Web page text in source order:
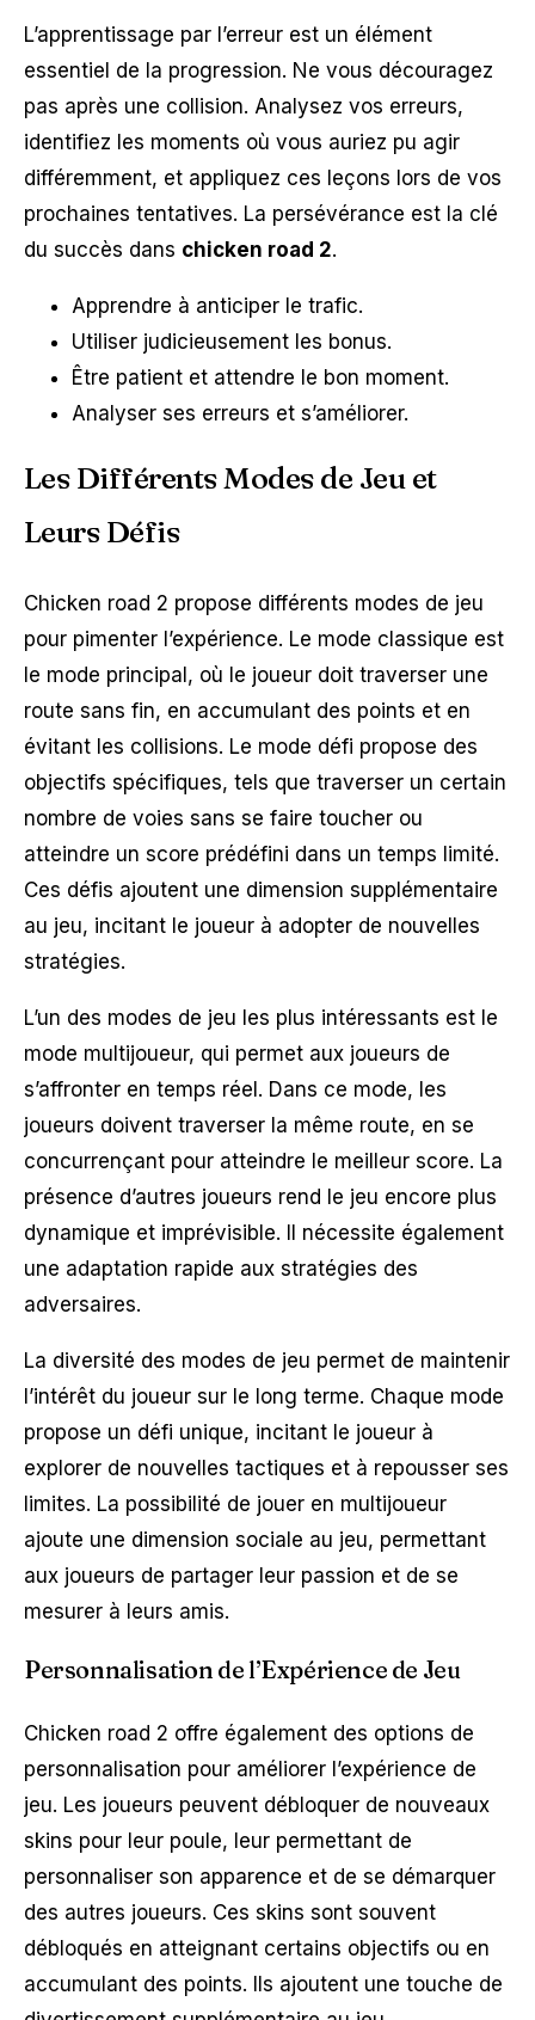
L’apprentissage par l’erreur est un élément
essentiel de la progression. Ne vous découragez
pas après une collision. Analysez vos erreurs,
identifiez les moments où vous auriez pu agir
différemment, et appliquez ces leçons lors de vos
prochaines tentatives. La persévérance est la clé
du succès dans chicken road 2.
Apprendre à anticiper le trafic.
Utiliser judicieusement les bonus.
Être patient et attendre le bon moment.
Analyser ses erreurs et s’améliorer.
Les Différents Modes de Jeu et
Leurs Défis
Chicken road 2 propose différents modes de jeu
pour pimenter l’expérience. Le mode classique est
le mode principal, où le joueur doit traverser une
route sans fin, en accumulant des points et en
évitant les collisions. Le mode défi propose des
objectifs spécifiques, tels que traverser un certain
nombre de voies sans se faire toucher ou
atteindre un score prédéfini dans un temps limité.
Ces défis ajoutent une dimension supplémentaire
au jeu, incitant le joueur à adopter de nouvelles
stratégies.
L’un des modes de jeu les plus intéressants est le
mode multijoueur, qui permet aux joueurs de
s’affronter en temps réel. Dans ce mode, les
joueurs doivent traverser la même route, en se
concurrençant pour atteindre le meilleur score. La
présence d’autres joueurs rend le jeu encore plus
dynamique et imprévisible. Il nécessite également
une adaptation rapide aux stratégies des
adversaires.
La diversité des modes de jeu permet de maintenir
l’intérêt du joueur sur le long terme. Chaque mode
propose un défi unique, incitant le joueur à
explorer de nouvelles tactiques et à repousser ses
limites. La possibilité de jouer en multijoueur
ajoute une dimension sociale au jeu, permettant
aux joueurs de partager leur passion et de se
mesurer à leurs amis.
Personnalisation de l’Expérience de Jeu
Chicken road 2 offre également des options de
personnalisation pour améliorer l’expérience de
jeu. Les joueurs peuvent débloquer de nouveaux
skins pour leur poule, leur permettant de
personnaliser son apparence et de se démarquer
des autres joueurs. Ces skins sont souvent
débloqués en atteignant certains objectifs ou en
accumulant des points. Ils ajoutent une touche de